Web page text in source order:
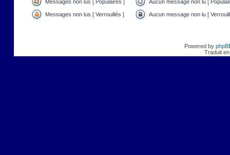
Messages non lus [ Populaires ] Aucun message non lu [
Messages non lus [ Verrouillés ] Aucun message non lu [
Powered by
Traduit